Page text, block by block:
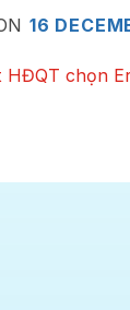
16
HĐQT chọn